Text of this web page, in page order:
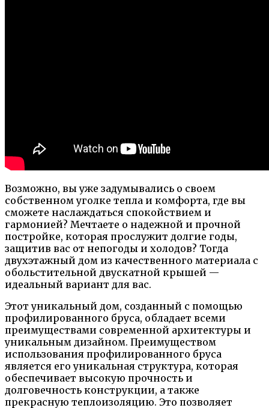
Возможно, вы уже задумывались о своем
собственном уголке тепла и комфорта, где вы
сможете наслаждаться спокойствием и
гармонией? Мечтаете о надежной и прочной
постройке, которая прослужит долгие годы,
защитив вас от непогоды и холодов? Тогда
двухэтажный дом из качественного материала с
обольстительной двускатной крышей —
идеальный вариант для вас.
Этот уникальный дом, созданный с помощью
профилированного бруса, обладает всеми
преимуществами современной архитектуры и
уникальным дизайном. Преимуществом
использования профилированного бруса
является его уникальная структура, которая
обеспечивает высокую прочность и
долговечность конструкции, а также
прекрасную теплоизоляцию. Это позволяет